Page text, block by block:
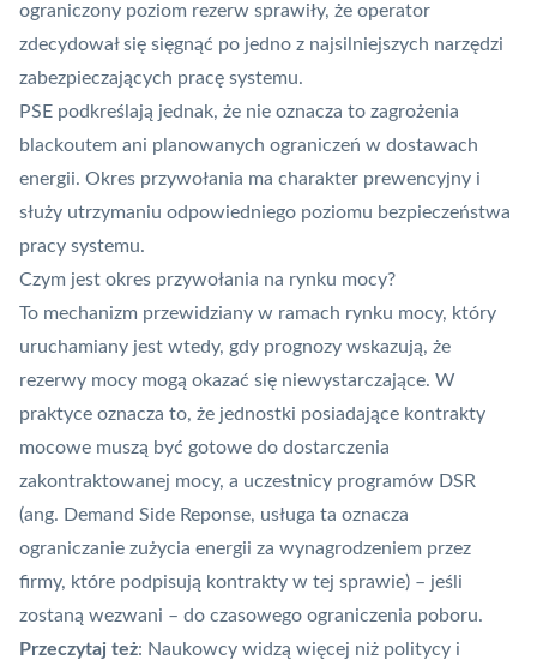
ograniczony poziom rezerw sprawiły, że operator
zdecydował się sięgnąć po jedno z najsilniejszych narzędzi
zabezpieczających pracę systemu.
PSE podkreślają jednak, że nie oznacza to zagrożenia
blackoutem ani planowanych ograniczeń w dostawach
energii. Okres przywołania ma charakter prewencyjny i
służy utrzymaniu odpowiedniego poziomu bezpieczeństwa
pracy systemu.
Czym jest okres przywołania na rynku mocy?
To mechanizm przewidziany w ramach rynku mocy, który
uruchamiany jest wtedy, gdy prognozy wskazują, że
rezerwy mocy mogą okazać się niewystarczające. W
praktyce oznacza to, że jednostki posiadające kontrakty
mocowe muszą być gotowe do dostarczenia
zakontraktowanej mocy, a uczestnicy programów DSR
(ang. Demand Side Reponse, usługa ta oznacza
ograniczanie zużycia energii za wynagrodzeniem przez
firmy, które podpisują kontrakty w tej sprawie) – jeśli
zostaną wezwani – do czasowego ograniczenia poboru.
Przeczytaj też: Naukowcy widzą więcej niż politycy i